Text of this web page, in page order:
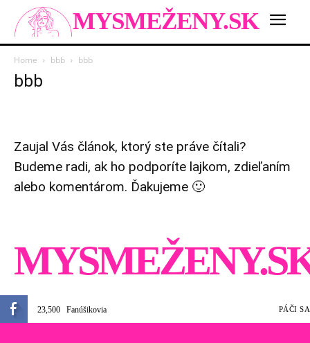
MYSMEŽENY.SK
Home bbb bbb
bbb
Zaujal Vás článok, ktorý ste práve čítali?
Budeme radi, ak ho podporíte lajkom, zdieľaním
alebo komentárom. Ďakujeme 🙂
23,500 Fanúšikovia PÁČI SA